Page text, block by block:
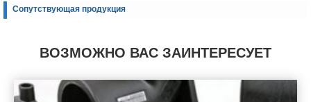
Сопутствующая продукция
ВОЗМОЖНО ВАС ЗАИНТЕРЕСУЕТ